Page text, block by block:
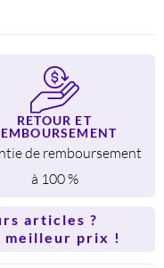
RETOUR ET
de remboursement
à 100 %
articles ?
meilleur prix !